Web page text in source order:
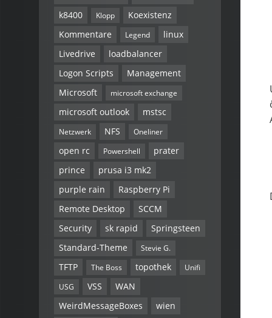
k8400
Klopp
Koexistenz
Kommentare
Legend
linux
Livedrive
loadbalancer
Logon Scripts
Management
Microsoft
microsoft exchange
microsoft outlook mstsc
Netzwerk NFS Oneliner
open rc Powershell
prater
prince
prusa i3 mk2
purple rain
Raspberry Pi
Remote Desktop
SCCM
Security
sk rapid
Springsteen
Standard-Theme
Stevie G.
TFTP The Boss topothek
Unifi
USG
VSS
WAN
WeirdMessageBoxes
wien